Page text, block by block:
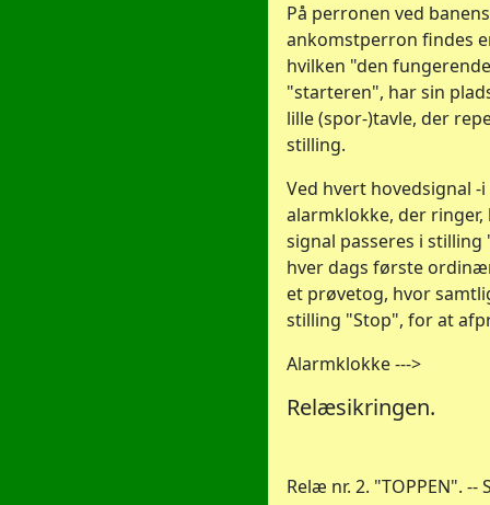
På perronen ved
ankomstperron findes
hvilken "den
"starteren", har sin
lille (spor-)tavle, der
stilling.
Ved hvert hovedsignal
alarmklokke, der
signal passeres i
hver dags første
et prøvetog, hvor
stilling "Stop", for at
Alarmklokke --->
Relæsikringen.
Relæ nr. 2. "TOPPEN". --